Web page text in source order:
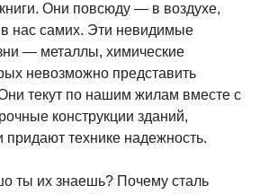
Они повсюду — в воздухе,
нас самих. Эти невидимые
— металлы, химические
невозможно представить
текут по нашим жилам вместе с
конструкции зданий,
придают технике надежность.
ты их знаешь? Почему сталь